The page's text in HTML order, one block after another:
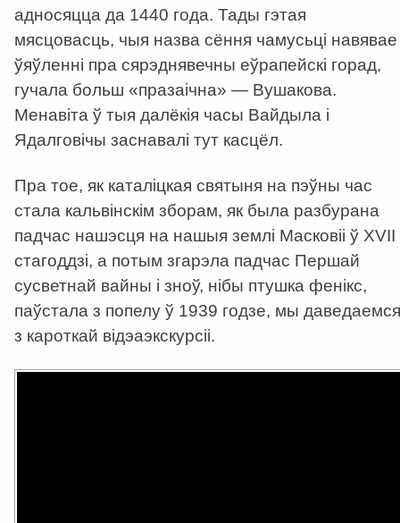
адносяцца да 1440 года. Тады гэтая
мясцовасць, чыя назва сёння чамусьці навявае
ўяўленні пра сярэднявечны еўрапейскі горад,
гучала больш «празаічна» — Вушакова.
Менавіта ў тыя далёкія часы Вайдыла і
Ядалговічы заснавалі тут касцёл.
Пра тое, як каталіцкая святыня на пэўны час
стала кальвінскім зборам, як была разбурана
падчас нашэсця на нашыя землі Масковіі ў XVII
стагоддзі, а потым згарэла падчас Першай
сусветнай вайны і зноў, нібы птушка фенікс,
паўстала з попелу ў 1939 годзе, мы даведаемся
з кароткай відэаэкскурсіі.